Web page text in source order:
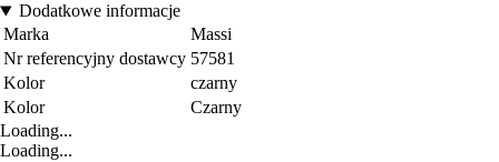
Dodatkowe informacje
Marka
Massi
Nr referencyjny dostawcy 57581
Kolor
czarny
Kolor
Czarny
Loading...
Loading...